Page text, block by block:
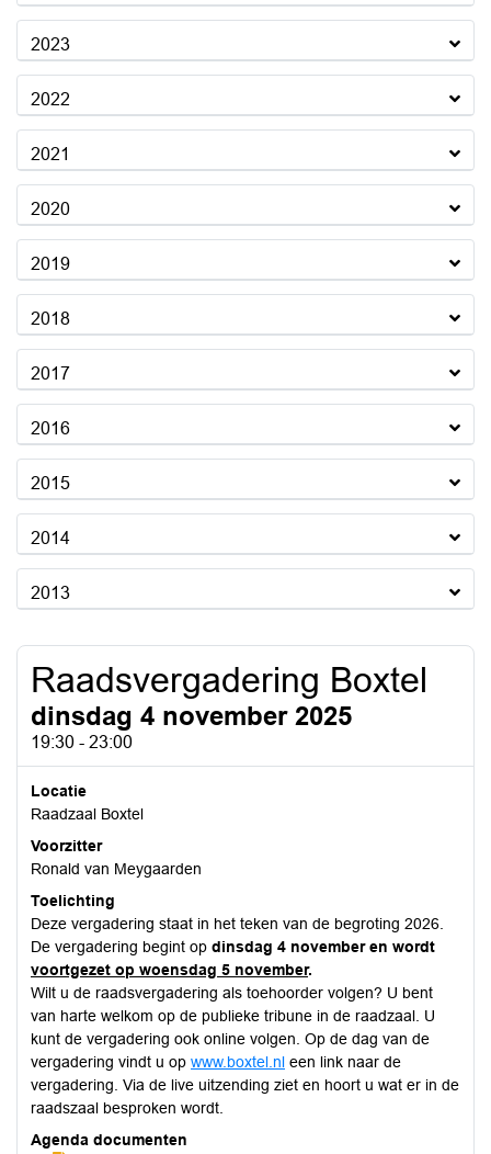
2023
2022
2021
2020
2019
2018
2017
2016
2015
2014
2013
Raadsvergadering Boxtel
dinsdag 4 november 2025
19:30 - 23:00
Locatie
Raadzaal Boxtel
Voorzitter
Ronald van Meygaarden
Toelichting
Deze vergadering staat in het teken van de begroting 2026.
De vergadering begint op dinsdag 4 november en wordt
voortgezet op woensdag 5 november.
Wilt u de raadsvergadering als toehoorder volgen? U bent
van harte welkom op de publieke tribune in de raadzaal. U
kunt de vergadering ook online volgen. Op de dag van de
vergadering vindt u op www.boxtel.nl een link naar de
vergadering. Via de live uitzending ziet en hoort u wat er in de
raadszaal besproken wordt.
Agenda documenten